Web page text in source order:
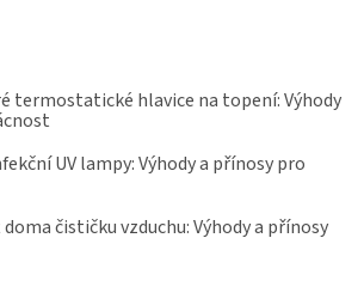
termostatické hlavice na topení: Výhody
UV lampy: Výhody a přínosy pro
čističku vzduchu: Výhody a přínosy